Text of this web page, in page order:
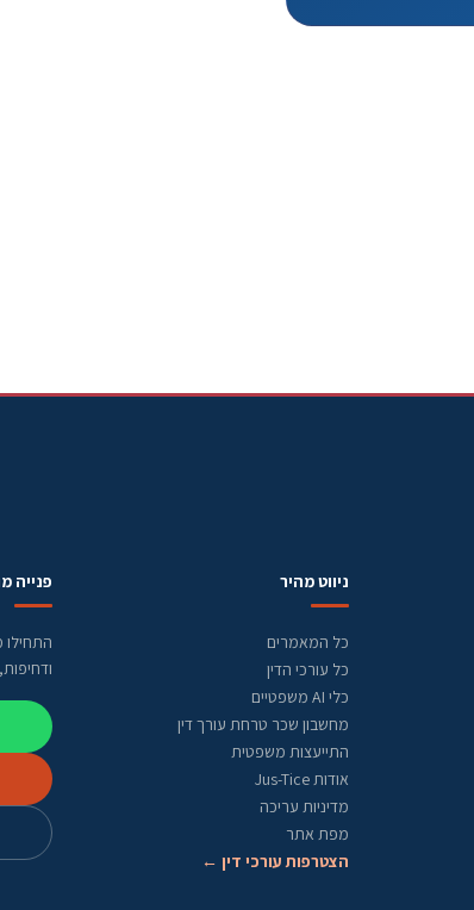
ניווט מהיר
כל המאמרים
כל עורכי הדין
כלי AI משפטיים
מחשבון שכר טרחת עורך דין
התייעצות משפטית
אודות Jus-Tice
מדיניות עריכה
מפת אתר
הצטרפות עורכי דין ←
פנייה
התחילו